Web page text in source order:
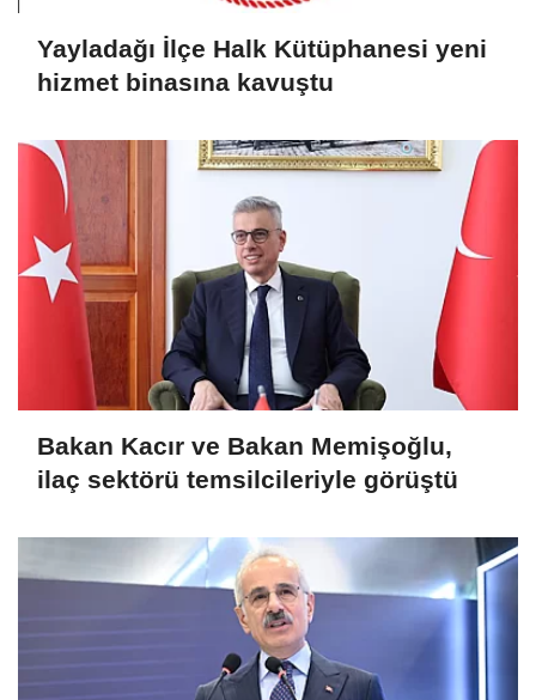
Yayladağı İlçe Halk Kütüphanesi yeni
hizmet binasına kavuştu
Bakan Kacır ve Bakan Memişoğlu,
ilaç sektörü temsilcileriyle görüştü